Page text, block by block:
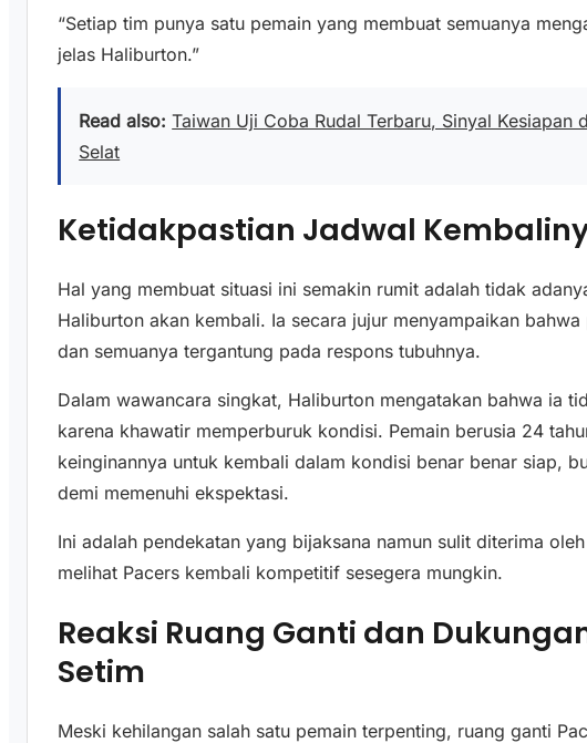
“Setiap tim punya satu pemain yang membuat semuanya
jelas Haliburton.”
Read also: Taiwan Uji Coba Rudal Terbaru, Sinyal Kesiapan
Selat
Ketidakpastian Jadwal
Hal yang membuat situasi ini semakin rumit adalah tidak
Haliburton akan kembali. Ia secara jujur menyampaikan
dan semuanya tergantung pada respons tubuhnya.
Dalam wawancara singkat, Haliburton mengatakan bahwa ia
karena khawatir memperburuk kondisi. Pemain berusia 24
keinginannya untuk kembali dalam kondisi benar benar siap,
demi memenuhi ekspektasi.
Ini adalah pendekatan yang bijaksana namun sulit diterima
melihat Pacers kembali kompetitif sesegera mungkin.
Reaksi Ruang Ganti dan
Setim
Meski kehilangan salah satu pemain terpenting, ruang ganti